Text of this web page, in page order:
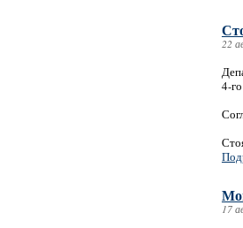
22
4-
17